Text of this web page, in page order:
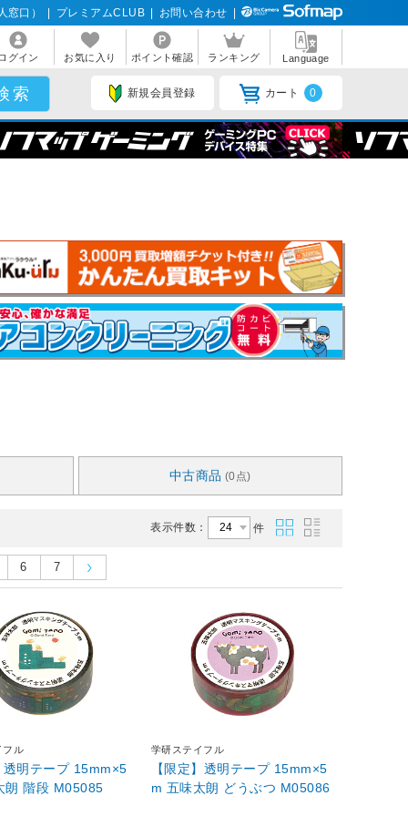
窓口） プレミアムCLUB お問い合わせ
グイン お気に入り ポイント確認 ランキング Language
新規会員登録 カート 0
中古商品 (0点)
表示件数： 件
6 7
フル
透明テープ 15mm×5
朗 階段 M05085
学研ステイフル
【限定】透明テープ 15mm×5
m 五味太朗 どうぶつ M05086